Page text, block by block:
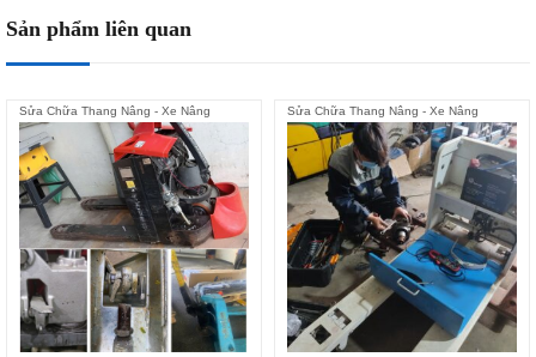
Sản phẩm liên quan
Sửa Chữa Thang Nâng - Xe Nâng Sửa Chữa Thang Nâng - Xe Nâng